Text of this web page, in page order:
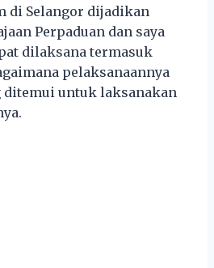
di Selangor dijadikan
Perpaduan dan saya
dilaksana termasuk
pelaksanaannya
ditemui untuk laksanakan